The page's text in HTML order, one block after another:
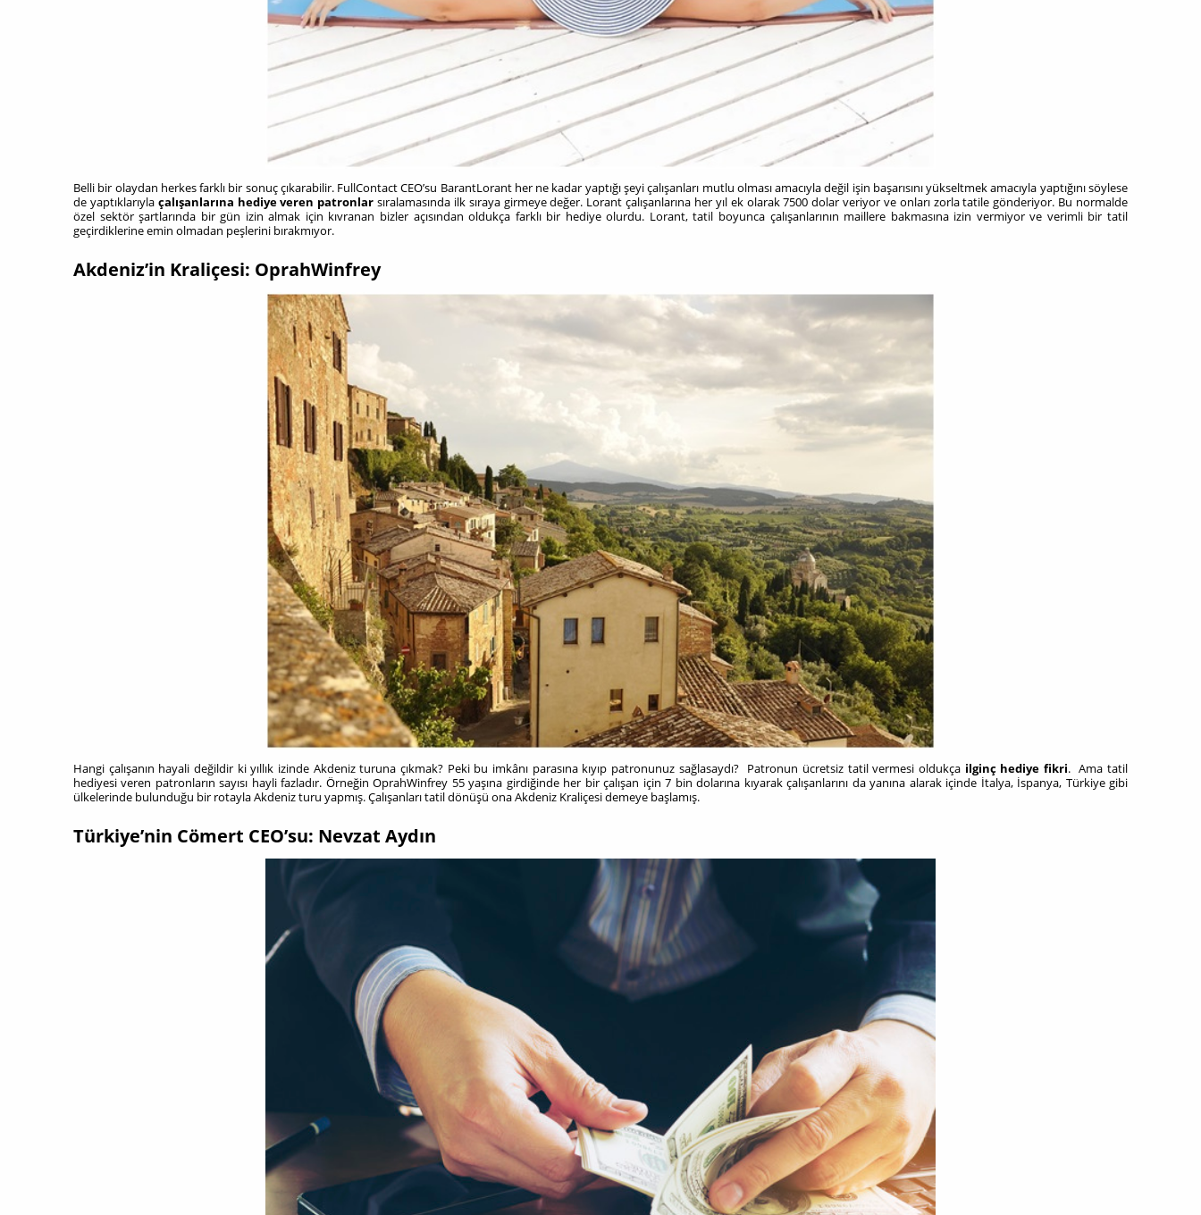
Belli bir olaydan herkes farklı bir sonuç çıkarabilir. FullContact CEO’su BarantLorant her ne kadar yaptığı şeyi çalışanları mutlu olması amacıyla değil işin başarısını yükseltmek amacıyla yaptığını söylese
de yaptıklarıyla çalışanlarına hediye veren patronlarsıralamasında ilk sıraya girmeye değer. Lorant çalışanlarına her yıl ek olarak 7500 dolar veriyor ve onları zorla tatile gönderiyor. Bu normalde
özel sektör şartlarında bir gün izin almak için kıvranan bizler açısından oldukça farklı bir hediye olurdu. Lorant, tatil boyunca çalışanlarının maillere bakmasına izin vermiyor ve verimli bir tatil
geçirdiklerine emin olmadan peşlerini bırakmıyor.
Akdeniz’in Kraliçesi: OprahWinfrey
Hangi çalışanın hayali değildir ki yıllık izinde Akdeniz turuna çıkmak? Peki bu imkânı parasına kıyıp patronunuz sağlasaydı? Patronun ücretsiz tatil vermesi oldukça ilginç hediye fikri. Ama tatil
hediyesi veren patronların sayısı hayli fazladır. Örneğin OprahWinfrey 55 yaşına girdiğinde her bir çalışan için 7 bin dolarına kıyarak çalışanlarını da yanına alarak içinde İtalya, İspanya, Türkiye gibi
ülkelerinde bulunduğu bir rotayla Akdeniz turu yapmış. Çalışanları tatil dönüşü ona Akdeniz Kraliçesi demeye başlamış.
Türkiye’nin Cömert CEO’su: Nevzat Aydın